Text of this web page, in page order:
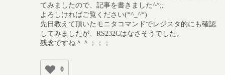
てみましたので、記事を書きました^^;;
よろしければご覧ください(*^_^*)
先日教えて頂いたモニタコマンドでレジスタ的にも確認
してみましたが、RS232Cはなさそうでした。
残念ですね＾＾；；；
0